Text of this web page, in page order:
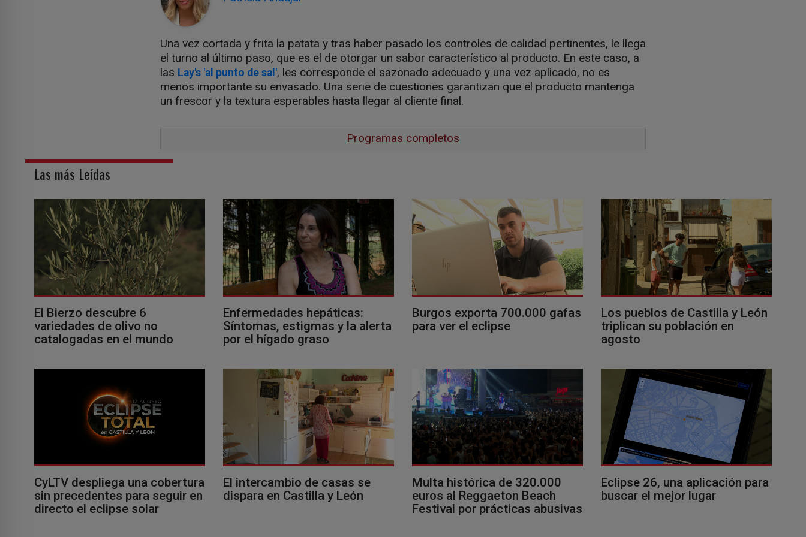
Una vez cortada y frita la patata y tras haber pasado los controles de calidad pertinentes, le llega
el turno al último paso, que es el de otorgar un sabor característico al producto. En este caso, a
las Lay's 'al punto de sal', les corresponde el sazonado adecuado y una vez aplicado, no es
menos importante su envasado. Una serie de cuestiones garantizan que el producto mantenga
un frescor y la textura esperables hasta llegar al cliente final.
Programas completos
Las más Leídas
El Bierzo descubre 6
variedades de olivo no
catalogadas en el mundo
Enfermedades hepáticas:
Síntomas, estigmas y la alerta
por el hígado graso
Burgos exporta 700.000 gafas
para ver el eclipse
Los pueblos de Castilla y León
triplican su población en
agosto
CyLTV despliega una cobertura
sin precedentes para seguir en
directo el eclipse solar
El intercambio de casas se
dispara en Castilla y León
Multa histórica de 320.000
euros al Reggaeton Beach
Festival por prácticas abusivas
Eclipse 26, una aplicación para
buscar el mejor lugar